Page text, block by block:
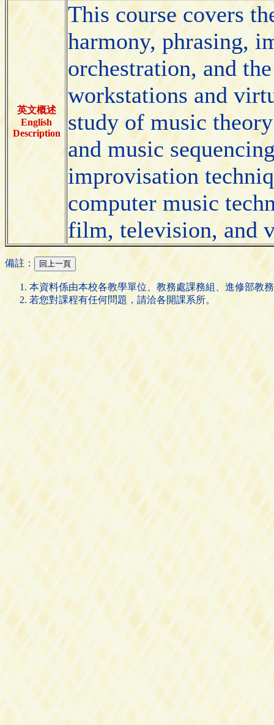
英文概述
English
Description
This course covers
harmony, phrasing,
orchestration, and
workstations and
study of music
and music
improvisation
computer music
film, television, and
備註：
本資料係由本校各教學單位、教務處課務組、進修部教
若您對課程有任何問題，請洽各開課系所。